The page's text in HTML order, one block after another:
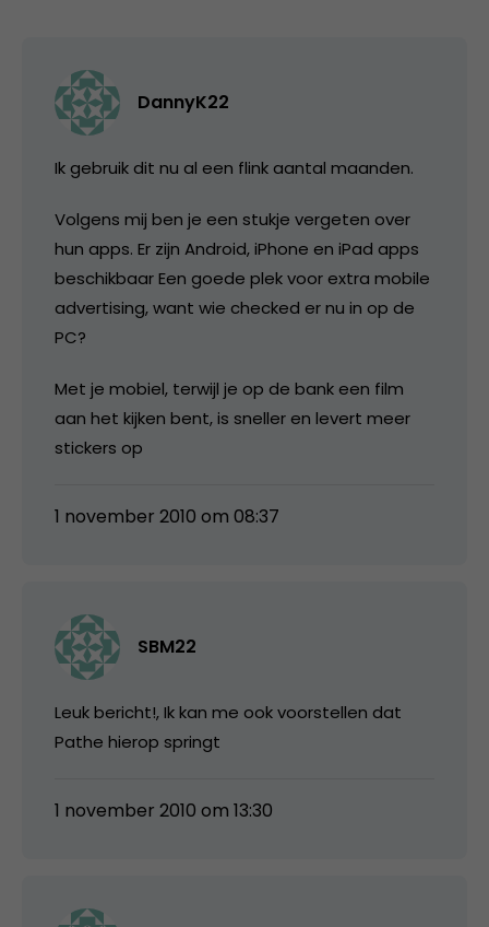
DannyK22
Ik gebruik dit nu al een flink aantal maanden.
Volgens mij ben je een stukje vergeten over
hun apps. Er zijn Android, iPhone en iPad apps
beschikbaar Een goede plek voor extra mobile
advertising, want wie checked er nu in op de
PC?
Met je mobiel, terwijl je op de bank een film
aan het kijken bent, is sneller en levert meer
stickers op
1 november 2010 om 08:37
SBM22
Leuk bericht!, Ik kan me ook voorstellen dat
Pathe hierop springt
1 november 2010 om 13:30